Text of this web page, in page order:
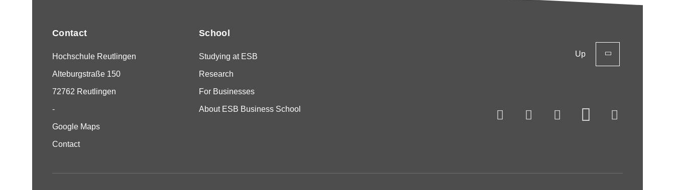
Up
Contact
Hochschule Reutlingen
Alteburgstraße 150
72762 Reutlingen
-
Google Maps
Contact
School
Studying at ESB
Research
For Businesses
About ESB Business School